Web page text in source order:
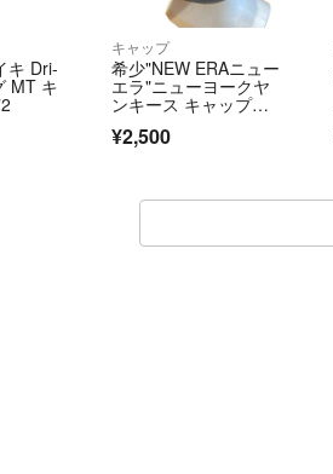
キ Dri-
MT キ
キャップ
希少"NEW ERAニュー
エラ"ニューヨークヤ
ンキース キャップフ
ーヨークヤンキー
¥2,500